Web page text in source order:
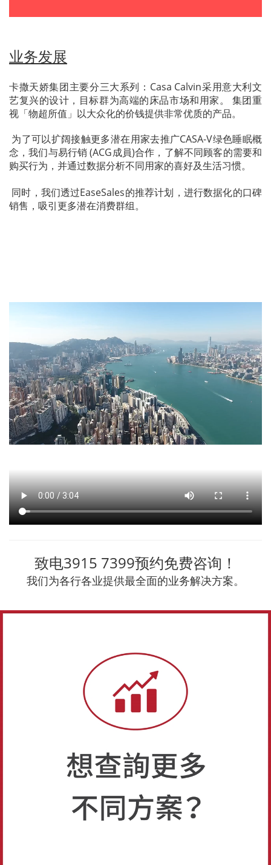
业务发展
卡撒天娇集团主要分三大系列：Casa Calvin采用意大利文
艺复兴的设计，目标群为高端的床品市场和用家。 集团重
视「物超所值」以大众化的价钱提供非常优质的产品。
为了可以扩阔接触更多潜在用家去推广CASA-V绿色睡眠概
念，我们与易行销 (ACG成員)合作，了解不同顾客的需要和
购买行为，并通过数据分析不同用家的喜好及生活习惯。
同时，我们透过EaseSales的推荐计划，进行数据化的口碑
销售，吸引更多潜在消费群组。
致电3915 7399预约免费咨询！
我们为各行各业提供最全面的业务解决方案。